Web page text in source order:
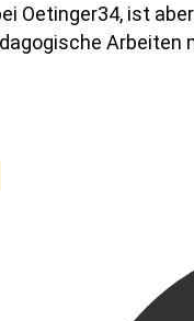
Oetinger34, ist